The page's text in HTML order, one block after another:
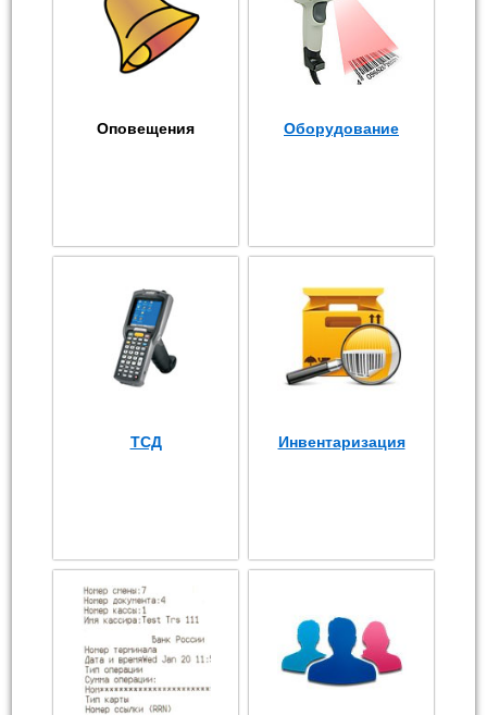
Оповещения Оборудование
ТСД Инвентаризация